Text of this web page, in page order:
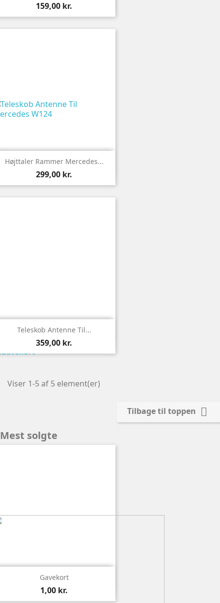
159,00 kr.
 Vis
Højttaler Rammer Mercedes...
299,00 kr.
 Vis
Teleskob Antenne Til...
359,00 kr.
Viser 1-5 af 5 element(er)
Tilbage til toppen 
Mest solgte
 Vis
Gavekort
1,00 kr.